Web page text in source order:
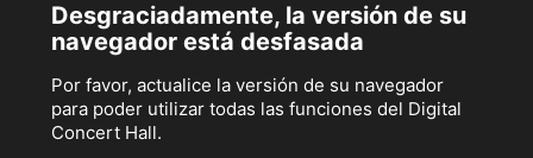
Desgraciadamente, la versión de su
navegador está desfasada
Por favor, actualice la versión de su navegador
para poder utilizar todas las funciones del Digital
Concert Hall.